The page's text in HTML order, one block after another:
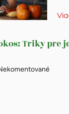
Triky pre